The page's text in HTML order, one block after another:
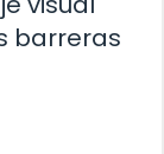
barreras